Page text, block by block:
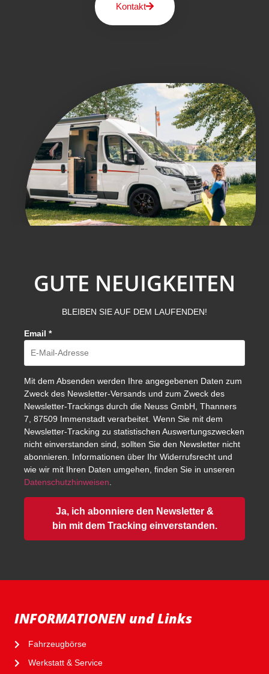
Kontakt
GUTE NEUIGKEITEN
BLEIBEN SIE AUF DEM LAUFENDEN!
Email *
Mit dem Absenden werden Ihre angegebenen Daten zum
Zweck des Newsletter-Versands und zum Zweck des
Newsletter-Trackings durch die Neuss GmbH, Thanners
7, 87509 Immenstadt verarbeitet. Wenn Sie mit dem
Newsletter-Tracking zu statistischen Auswertungszwecken
nicht einverstanden sind, sollten Sie den Newsletter nicht
abonnieren. Informationen über Ihr Widerrufsrecht und
wie wir mit Ihren Daten umgehen, finden Sie in unseren
Datenschutzhinweisen
Ja, ich abonniere den Newsletter &
bin mit dem Tracking einverstanden.
INFORMATIONEN und Links
Fahrzeugbörse
Werkstatt & Service